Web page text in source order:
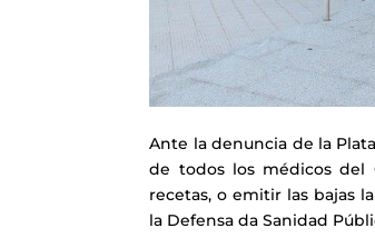
Ante la denuncia de la
de todos los médicos del
recetas, o emitir las bajas
la Defensa da Sanidad